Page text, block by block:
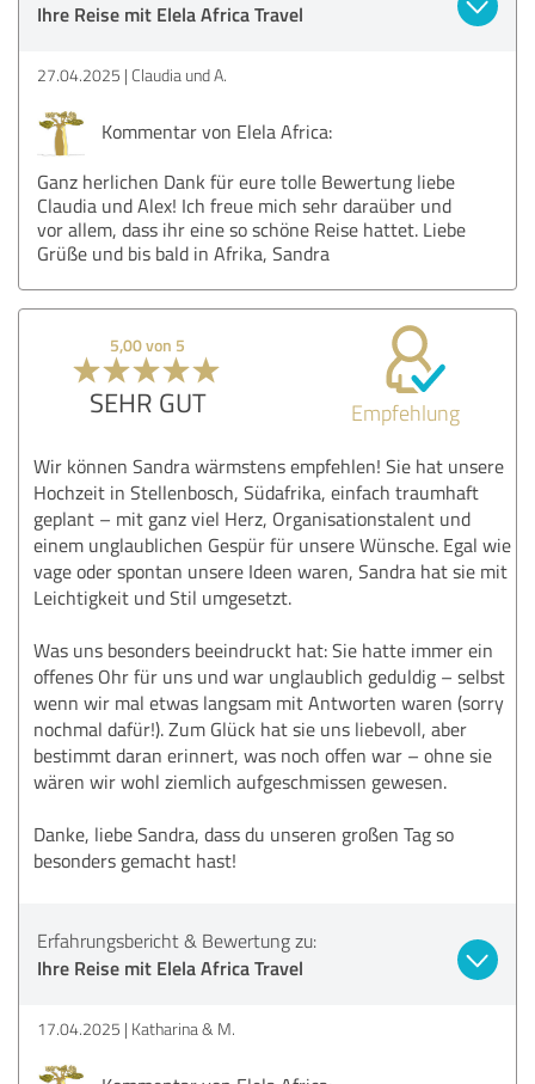
Ihre Reise mit Elela Africa Travel
27.04.2025 Claudia und A.
Kommentar von Elela Africa:
Ganz herlichen Dank für eure tolle Bewertung liebe
Claudia und Alex! Ich freue mich sehr daraüber und
vor allem, dass ihr eine so schöne Reise hattet. Liebe
Grüße und bis bald in Afrika, Sandra
5,00 von 5
SEHR GUT Empfehlung
Wir können Sandra wärmstens empfehlen! Sie hat unsere
Hochzeit in Stellenbosch, Südafrika, einfach traumhaft
geplant – mit ganz viel Herz, Organisationstalent und
einem unglaublichen Gespür für unsere Wünsche. Egal wie
vage oder spontan unsere Ideen waren, Sandra hat sie mit
Leichtigkeit und Stil umgesetzt.
Was uns besonders beeindruckt hat: Sie hatte immer ein
offenes Ohr für uns und war unglaublich geduldig – selbst
wenn wir mal etwas langsam mit Antworten waren (sorry
nochmal dafür!). Zum Glück hat sie uns liebevoll, aber
bestimmt daran erinnert, was noch offen war – ohne sie
wären wir wohl ziemlich aufgeschmissen gewesen.
Danke, liebe Sandra, dass du unseren großen Tag so
besonders gemacht hast!
Erfahrungsbericht & Bewertung zu:
Ihre Reise mit Elela Africa Travel
17.04.2025 Katharina & M.